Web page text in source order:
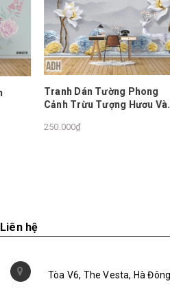
Tranh Dán Tường Phong
Cảnh Trừu Tượng Hươu Và
250.000₫
Liên hệ
Tòa V6, The Vesta, Hà